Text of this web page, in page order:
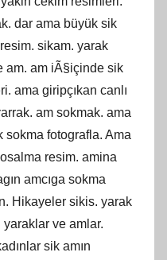
dar ama büyük sik
sikam. yarak
am. am iÃ§içinde sik
ama giripçıkan canlı
am sokmak. ama
sokma fotografla. Ama
resim. amina
amcıga sokma
Hikayeler sikis. yarak
ve amlar.
sik amın